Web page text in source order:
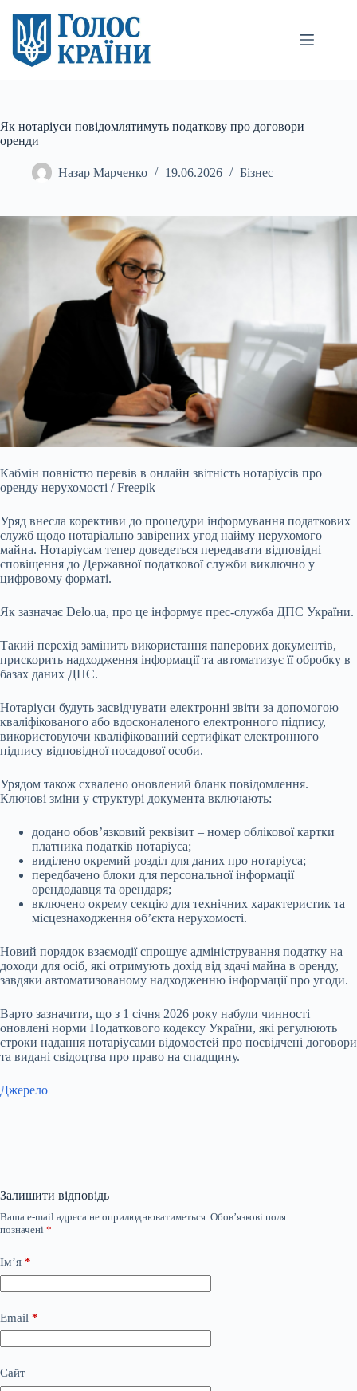
вмісту
Як нотаріуси повідомлятимуть податкову про договори
оренди
Назар Марченко 19.06.2026 Бізнес
Кабмін повністю перевів в онлайн звітність нотаріусів про
оренду нерухомості / Freepik
Уряд внесла корективи до процедури інформування податкових
служб щодо нотаріально завірених угод найму нерухомого
майна. Нотаріусам тепер доведеться передавати відповідні
сповіщення до Державної податкової служби виключно у
цифровому форматі.
Як зазначає Delo.ua, про це інформує прес-служба ДПС України.
Такий перехід замінить використання паперових документів,
прискорить надходження інформації та автоматизує її обробку в
базах даних ДПС.
Нотаріуси будуть засвідчувати електронні звіти за допомогою
кваліфікованого або вдосконаленого електронного підпису,
використовуючи кваліфікований сертифікат електронного
підпису відповідної посадової особи.
Урядом також схвалено оновлений бланк повідомлення.
Ключові зміни у структурі документа включають:
додано обов’язковий реквізит – номер облікової картки
платника податків нотаріуса;
виділено окремий розділ для даних про нотаріуса;
передбачено блоки для персональної інформації
орендодавця та орендаря;
включено окрему секцію для технічних характеристик та
місцезнаходження об’єкта нерухомості.
Новий порядок взаємодії спрощує адміністрування податку на
доходи для осіб, які отримують дохід від здачі майна в оренду,
завдяки автоматизованому надходженню інформації про угоди.
Варто зазначити, що з 1 січня 2026 року набули чинності
оновлені норми Податкового кодексу України, які регулюють
строки надання нотаріусами відомостей про посвідчені договори
та видані свідоцтва про право на спадщину.
Джерело
Залишити відповідь
Ваша e-mail адреса не оприлюднюватиметься. Обов’язкові поля
позначені *
Ім’я *
Email *
Сайт